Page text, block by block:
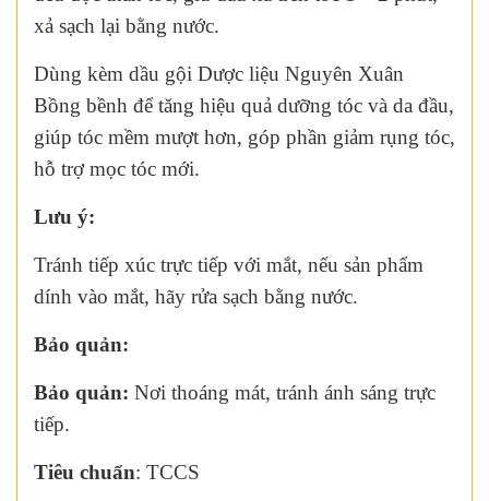
xả sạch lại bằng nước.
Dùng kèm dầu gội Dược liệu Nguyên Xuân
Bồng bềnh để tăng hiệu quả dưỡng tóc và da đầu,
giúp tóc mềm mượt hơn, góp phần giảm rụng tóc,
hỗ trợ mọc tóc mới.
Lưu ý:
Tránh tiếp xúc trực tiếp với mắt, nếu sản phẩm
dính vào mắt, hãy rửa sạch bằng nước.
Bảo quản:
Bảo quản: Nơi thoáng mát, tránh ánh sáng trực
tiếp.
Tiêu chuẩn: TCCS